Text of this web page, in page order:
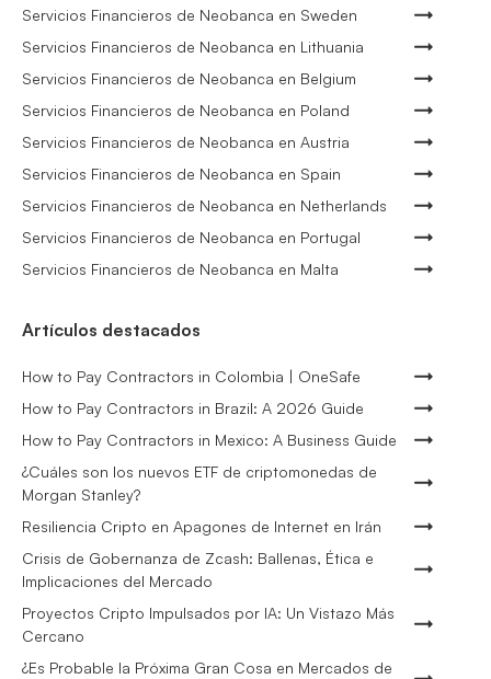
Servicios Financieros de Neobanca en Sweden
Servicios Financieros de Neobanca en Lithuania
Servicios Financieros de Neobanca en Belgium
Servicios Financieros de Neobanca en Poland
Servicios Financieros de Neobanca en Austria
Servicios Financieros de Neobanca en Spain
Servicios Financieros de Neobanca en Netherlands
Servicios Financieros de Neobanca en Portugal
Servicios Financieros de Neobanca en Malta
Artículos destacados
How to Pay Contractors in Colombia | OneSafe
How to Pay Contractors in Brazil: A 2026 Guide
How to Pay Contractors in Mexico: A Business Guide
¿Cuáles son los nuevos ETF de criptomonedas de
Morgan Stanley?
Resiliencia Cripto en Apagones de Internet en Irán
Crisis de Gobernanza de Zcash: Ballenas, Ética e
Implicaciones del Mercado
Proyectos Cripto Impulsados por IA: Un Vistazo Más
Cercano
¿Es Probable la Próxima Gran Cosa en Mercados de